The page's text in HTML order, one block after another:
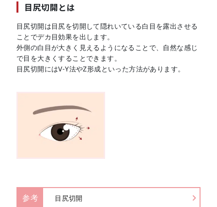
目尻切開とは
目尻切開は目尻を切開して隠れいている白目を露出させる
ことでデカ目効果を出します。
外側の白目が大きく見えるようになることで、自然な感じ
で目を大きくすることできます。
目尻切開にはV-Y法やZ形成といった方法があります。
参考 目尻切開